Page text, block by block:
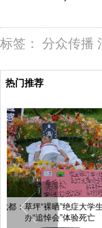
标签： 分众传播
热门推荐
中国女艺术家“裸睡”铁